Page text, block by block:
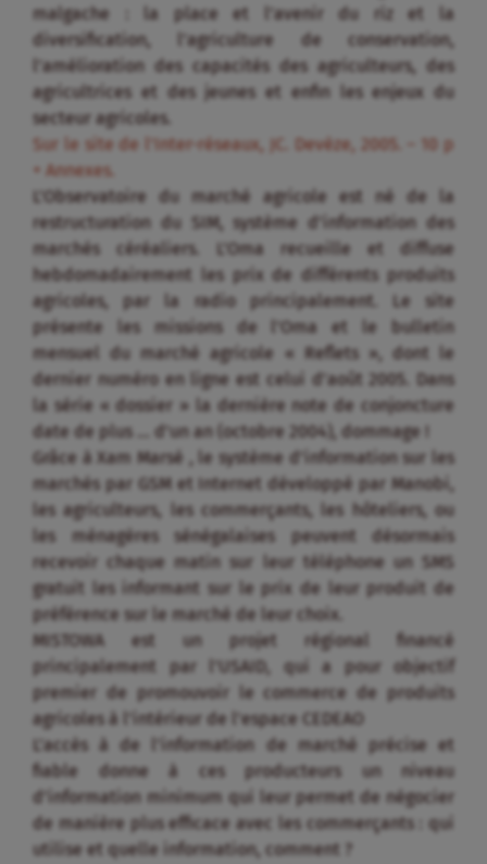
malgache : la place et l’avenir du riz et la
diversification, l’agriculture de conservation,
l’amélioration des capacités des agriculteurs, des
agricultrices et des jeunes et enfin les enjeux du
secteur agricoles.
Sur le site de l’Inter-réseaux, JC. Devèze, 2005. – 10 p
+ Annexes.
L’Observatoire du marché agricole est né de la
restructuration du SIM, système d’information des
marchés céréaliers. L’Oma recueille et diffuse
hebdomadairement les prix de différents produits
agricoles, par la radio principalement. Le site
présente les missions de l’Oma et le bulletin
mensuel du marché agricole « Reflets », dont le
dernier numéro en ligne est celui d’août 2005. Dans
la série « dossier » la dernière note de conjoncture
date de plus … d’un an (octobre 2004), dommage !
Grâce à Xam Marsé , le système d’information sur les
marchés par GSM et Internet développé par Manobi,
les agriculteurs, les commerçants, les hôteliers, ou
les ménagères sénégalaises peuvent désormais
recevoir chaque matin sur leur téléphone un SMS
gratuit les informant sur le prix de leur produit de
préférence sur le marché de leur choix.
MISTOWA est un projet régional financé
principalement par l’USAID, qui a pour objectif
premier de promouvoir le commerce de produits
agricoles à l’intérieur de l’espace CEDEAO
L’accès à de l’information de marché précise et
fiable donne à ces producteurs un niveau
d’information minimum qui leur permet de négocier
de manière plus efficace avec les commerçants : qui
utilise et quelle information, comment ?